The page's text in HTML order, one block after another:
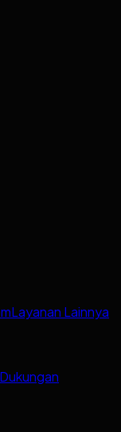
Layanan Lainnya
Dukungan